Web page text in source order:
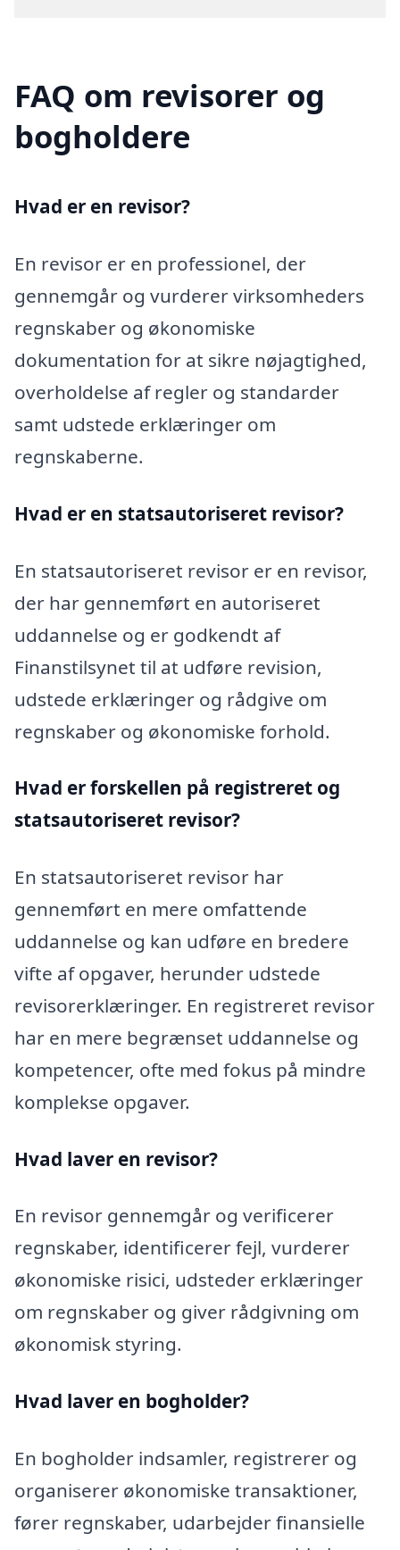
FAQ om revisorer og
bogholdere
Hvad er en revisor?
En revisor er en professionel, der
gennemgår og vurderer virksomheders
regnskaber og økonomiske
dokumentation for at sikre nøjagtighed,
overholdelse af regler og standarder
samt udstede erklæringer om
regnskaberne.
Hvad er en statsautoriseret revisor?
En statsautoriseret revisor er en revisor,
der har gennemført en autoriseret
uddannelse og er godkendt af
Finanstilsynet til at udføre revision,
udstede erklæringer og rådgive om
regnskaber og økonomiske forhold.
Hvad er forskellen på registreret og
statsautoriseret revisor?
En statsautoriseret revisor har
gennemført en mere omfattende
uddannelse og kan udføre en bredere
vifte af opgaver, herunder udstede
revisorerklæringer. En registreret revisor
har en mere begrænset uddannelse og
kompetencer, ofte med fokus på mindre
komplekse opgaver.
Hvad laver en revisor?
En revisor gennemgår og verificerer
regnskaber, identificerer fejl, vurderer
økonomiske risici, udsteder erklæringer
om regnskaber og giver rådgivning om
økonomisk styring.
Hvad laver en bogholder?
En bogholder indsamler, registrerer og
organiserer økonomiske transaktioner,
fører regnskaber, udarbejder finansielle